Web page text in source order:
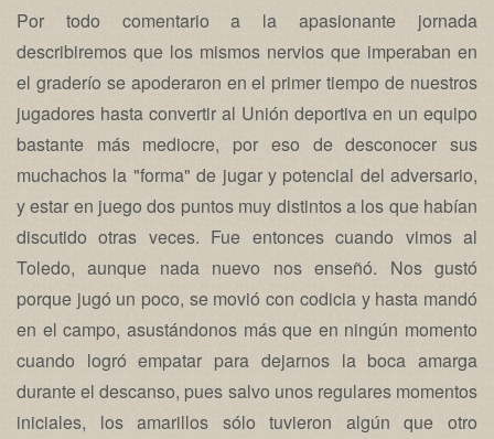
Por todo comentario a la apasionante jornada
describiremos que los mismos nervios que imperaban en
el graderío se apoderaron en el primer tiempo de nuestros
jugadores hasta convertir al Unión deportiva en un equipo
bastante más mediocre, por eso de desconocer sus
muchachos la "forma" de jugar y potencial del adversario,
y estar en juego dos puntos muy distintos a los que habían
discutido otras veces. Fue entonces cuando vimos al
Toledo, aunque nada nuevo nos enseñó. Nos gustó
porque jugó un poco, se movió con codicia y hasta mandó
en el campo, asustándonos más que en ningún momento
cuando logró empatar para dejarnos la boca amarga
durante el descanso, pues salvo unos regulares momentos
iniciales, los amarillos sólo tuvieron algún que otro